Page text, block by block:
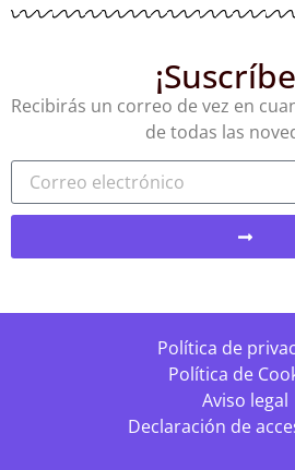
Recibirás un correo de vez en
de todas las
Política de
Política de
Aviso legal
Declaración de